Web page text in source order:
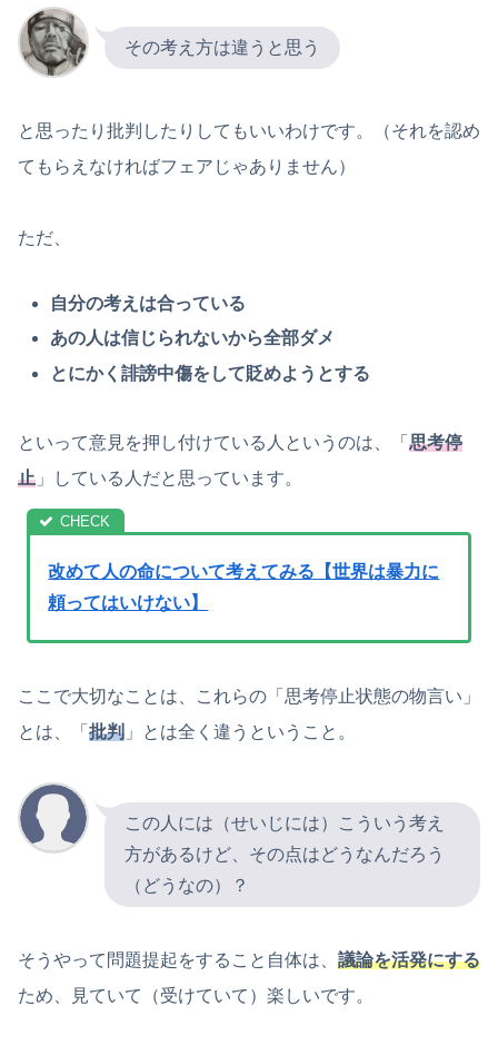
その考え方は違うと思う
と思ったり批判したりしてもいいわけです。（それを認め
てもらえなければフェアじゃありません）
ただ、
自分の考えは合っている
あの人は信じられないから全部ダメ
とにかく誹謗中傷をして貶めようとする
といって意見を押し付けている人というのは、「 思考停
止 」している人だと思っています。
改めて人の命について考えてみる【世界は暴力に
頼ってはいけない】
ここで大切なことは、これらの「思考停止状態の物言い」
とは、「 批判 」とは全く違うということ。
この人には（せいじには）こういう考え
方があるけど、その点はどうなんだろう
（どうなの）？
そうやって問題提起をすること自体は、 議論を活発にする
ため、見ていて（受けていて）楽しいです。